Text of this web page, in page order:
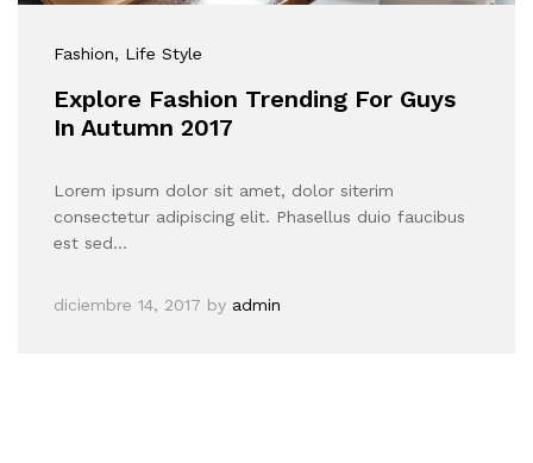
Fashion, Life Style
Explore Fashion Trending For Guys
In Autumn 2017
Lorem ipsum dolor sit amet, dolor siterim
consectetur adipiscing elit. Phasellus duio faucibus
est sed…
diciembre 14, 2017 by admin